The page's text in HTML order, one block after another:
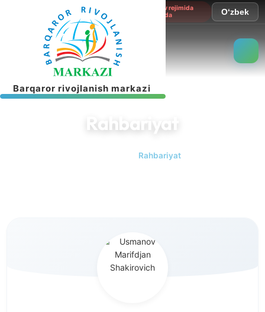
Barqaror rivojlanish markazi
Sayt sinov rejimida
ishlamoqda
O‘zbek
Rahbariyat
Rahbariyat